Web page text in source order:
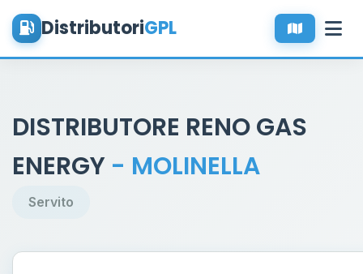
DistributoriGPL
DISTRIBUTORE RENO GAS
ENERGY - MOLINELLA
Servito